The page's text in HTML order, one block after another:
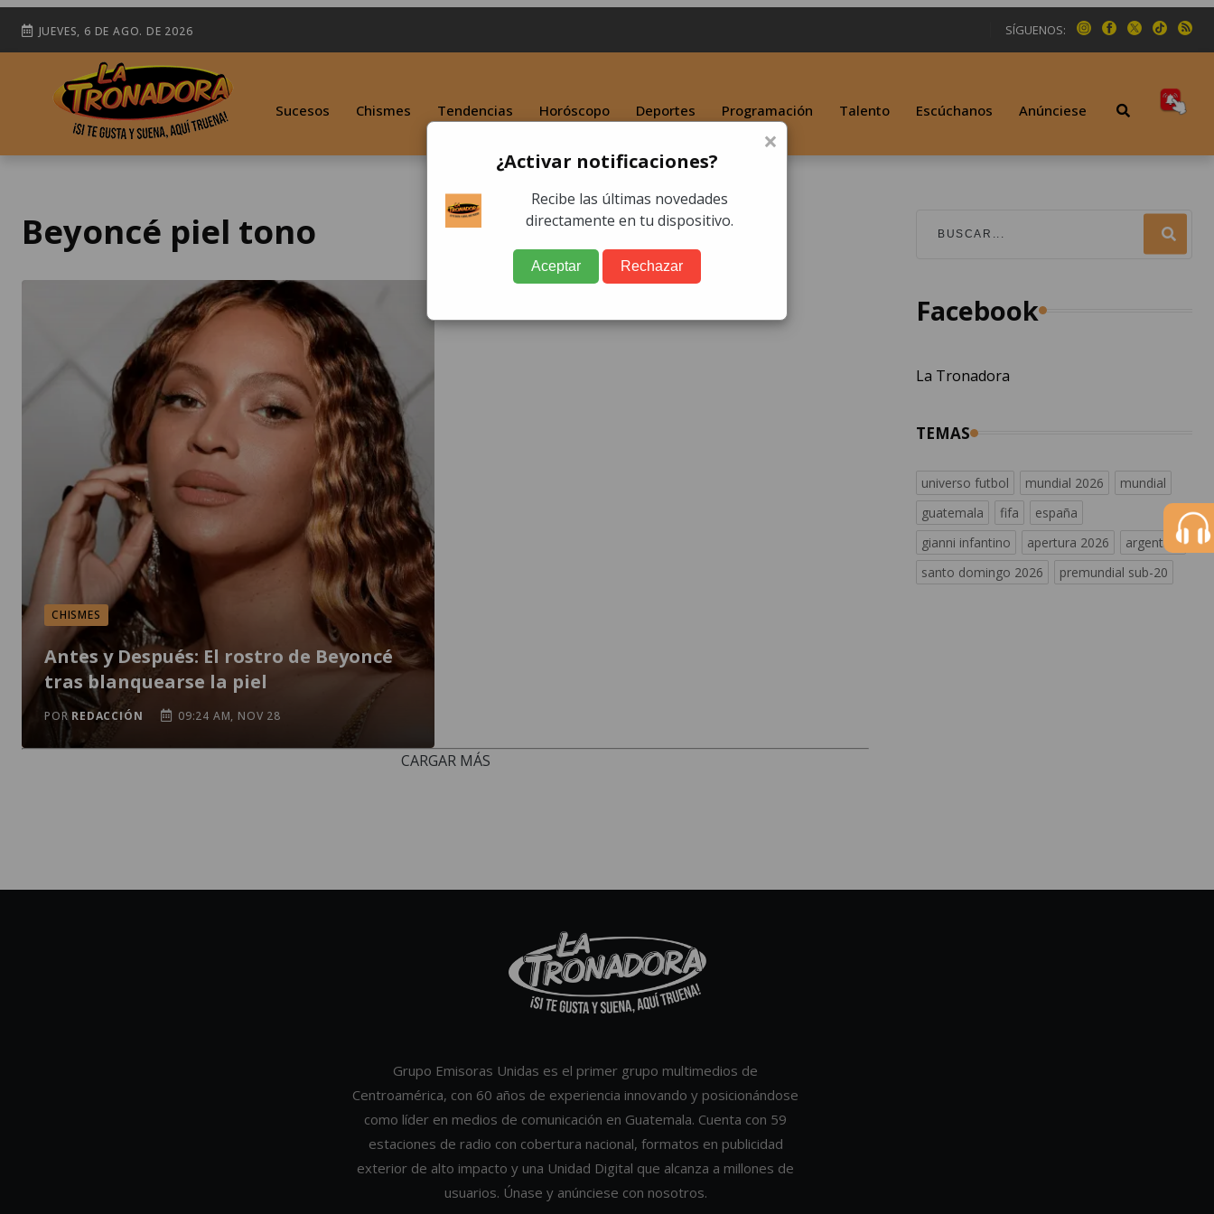
JUEVES, 6 DE AGO. DE 2026 SÍGUENOS:
Sucesos Chismes Tendencias Horóscopo Deportes Programación Talento Escúchanos Anúnciese
Beyoncé piel tono
CHISMES
Antes y Después: El rostro de Beyoncé
tras blanquearse la piel
POR REDACCIÓN 09:24 AM, NOV 28
CARGAR MÁS
Facebook
La Tronadora
TEMAS
universo futbol mundial 2026
mundial
guatemala
fifa
españa
gianni infantino
apertura 2026
argentina
santo domingo 2026
premundial sub-20
Grupo Emisoras Unidas es el primer grupo multimedios de
Centroamérica, con 60 años de experiencia innovando y posicionándose
como líder en medios de comunicación en Guatemala. Cuenta con 59
estaciones de radio con cobertura nacional, formatos en publicidad
exterior de alto impacto y una Unidad Digital que alcanza a millones de
usuarios. Únase y anúnciese con nosotros.
×
¿Activar notificaciones?
Recibe las últimas novedades
directamente en tu dispositivo.
Aceptar Rechazar